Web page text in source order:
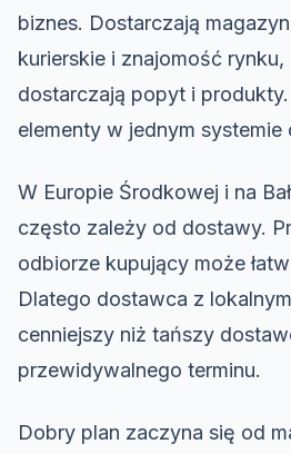
biznes. Dostarczają
kurierskie i znajomość
dostarczają popyt i
elementy w jednym systemie
W Europie Środkowej i na
często zależy od dostawy.
odbiorze kupujący może
Dlatego dostawca z
cenniejszy niż tańszy
przewidywalnego terminu.
Dobry plan zaczyna się od